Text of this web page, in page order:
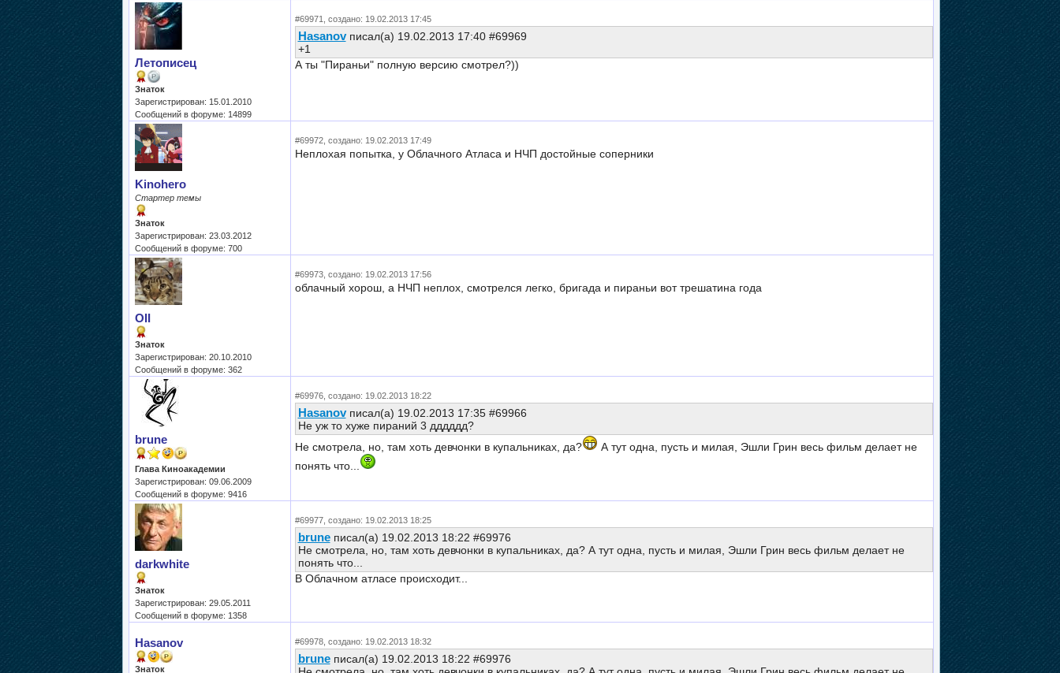
Летописец
Знаток
Зарегистрирован: 15.01.2010
Сообщений в форуме: 14899
#69971, создано: 19.02.2013 17:45
Hasanovписал(а) 19.02.2013 17:40 #69969
+1
А ты "Пираньи" полную версию смотрел?))
Kinohero
Стартер темы
Знаток
Зарегистрирован: 23.03.2012
Сообщений в форуме: 700
#69972, создано: 19.02.2013 17:49
Неплохая попытка, у Облачного Атласа и НЧП достойные соперники
OII
Знаток
Зарегистрирован: 20.10.2010
Сообщений в форуме: 362
#69973, создано: 19.02.2013 17:56
облачный хорош, а НЧП неплох, смотрелся легко, бригада и пираньи вот трешатина года
brune
Глава Киноакадемии
Зарегистрирован: 09.06.2009
Сообщений в форуме: 9416
#69976, создано: 19.02.2013 18:22
Hasanovписал(а) 19.02.2013 17:35 #69966
Не уж то хуже пираний 3 дддддд?
Не смотрела, но, там хоть девчонки в купальниках, да?
А тут одна, пусть и милая, Эшли Грин весь фильм делает не
понять что...
darkwhite
Знаток
Зарегистрирован: 29.05.2011
Сообщений в форуме: 1358
#69977, создано: 19.02.2013 18:25
bruneписал(а) 19.02.2013 18:22 #69976
Не смотрела, но, там хоть девчонки в купальниках, да? А тут одна, пусть и милая, Эшли Грин весь фильм делает не
понять что...
В Облачном атласе происходит...
Hasanov
Знаток
#69978, создано: 19.02.2013 18:32
bruneписал(а) 19.02.2013 18:22 #69976